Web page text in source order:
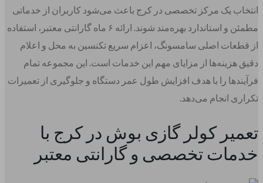
انتخاب یک مرکز تخصصی در کرج باعث می‌شود کاربران از خدماتی
مطمئن و استاندارد بهره‌مند شوند. ارائه ۶ ماه گارانتی معتبر، استفاده
از قطعات اصلی سامسونگ، اعزام سریع تکنسین به محل و اعلام
دقیق هزینه‌ها از مزایای مهم این خدمات است. این مجموعه تمام
فرآیندها را با هدف افزایش طول عمر دستگاه و جلوگیری از تعمیرات
تکراری انجام می‌دهد.
تعمیر کولر گازی بوش در کرج با
خدمات تخصصی و گارانتی معتبر